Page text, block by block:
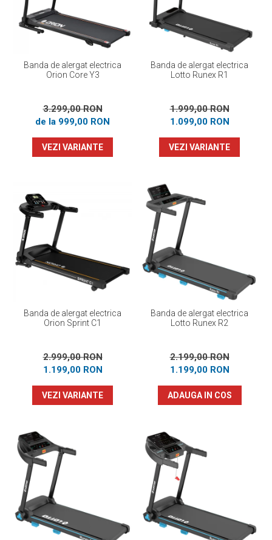
Banda de alergat electrica
Orion Core Y3
3.299,00 RON
de la 999,00 RON
VEZI VARIANTE
Banda de alergat electrica
Lotto Runex R1
1.999,00 RON
1.099,00 RON
VEZI VARIANTE
Banda de alergat electrica
Orion Sprint C1
2.999,00 RON
1.199,00 RON
VEZI VARIANTE
Banda de alergat electrica
Lotto Runex R2
2.199,00 RON
1.199,00 RON
ADAUGA IN COS